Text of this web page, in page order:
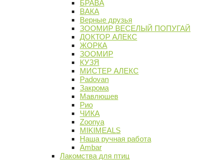
БРАВА
ВАКА
Верные друзья
ЗООМИР ВЕСЕЛЫЙ ПОПУГАЙ
ДОКТОР АЛЕКС
ЖОРКА
ЗООМИР
КУЗЯ
МИСТЕР АЛЕКС
Padovan
Закрома
Мавлюшев
Рио
ЧИКА
Zoonya
MIKIMEALS
Наша ручная работа
Ambar
Лакомства для птиц